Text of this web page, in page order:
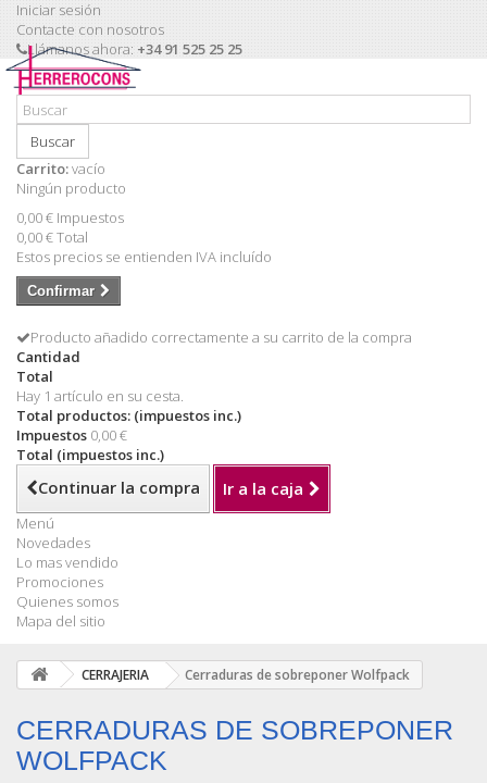
Iniciar sesión
Contacte con nosotros
Llámanos ahora: +34 91 525 25 25
Buscar
Carrito:vacío
Ningún producto
0,00 € Impuestos
0,00 €Total
Estos precios se entienden IVA incluído
Confirmar
Producto añadido correctamente a su carrito de la compra
Cantidad
Total
Hay 1 artículo en su cesta.
Total productos: (impuestos inc.)
Impuestos 0,00 €
Total (impuestos inc.)
Continuar la compra Ir a la caja
Menú
Novedades
Lo mas vendido
Promociones
Quienes somos
Mapa del sitio
CERRAJERIA Cerraduras de sobreponer Wolfpack
CERRADURAS DE SOBREPONER
WOLFPACK